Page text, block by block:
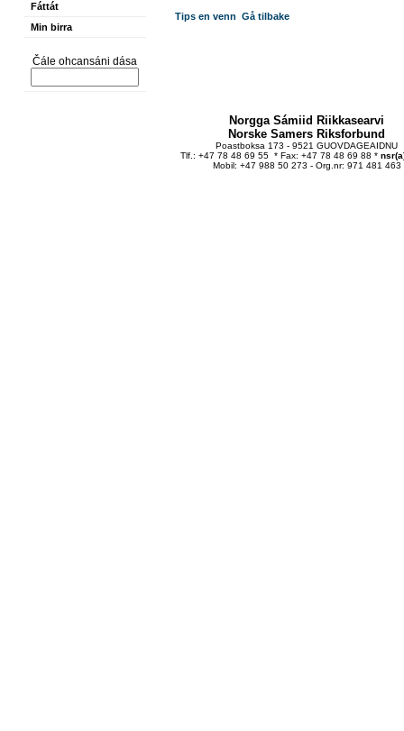
Fáttát
Min birra
Čále ohcansáni dása
Tips en venn Gå tilbake
Norgga Sámiid Riikkasearvi
Norske Samers Riksforbund
Poastboksa 173 - 9521 GUOVDAGEAIDNU
Tlf.: +47 78 48 69 55 * Fax: +47 78 48 69 88 *
Mobil: +47 988 50 273 - Org.nr: 971 481 463